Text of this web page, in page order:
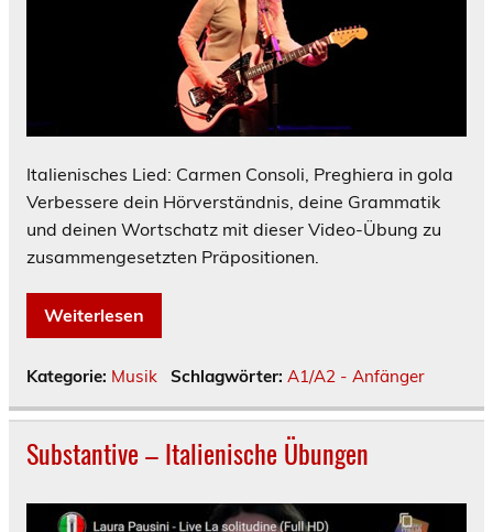
Italienisches Lied: Carmen Consoli, Preghiera in gola
Verbessere dein Hörverständnis, deine Grammatik
und deinen Wortschatz mit dieser Video-Übung zu
zusammengesetzten Präpositionen.
Weiterlesen
Kategorie: Musik Schlagwörter: A1/A2 - Anfänger
Substantive – Italienische Übungen